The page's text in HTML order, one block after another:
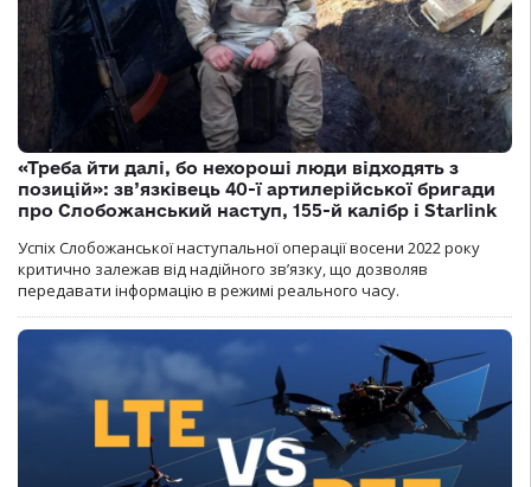
«Треба йти далі, бо нехороші люди відходять з
позицій»: зв’язківець 40-ї артилерійської бригади
про Слобожанський наступ, 155-й калібр і Starlink
Успіх Слобожанської наступальної операції восени 2022 року
критично залежав від надійного зв’язку, що дозволяв
передавати інформацію в режимі реального часу.